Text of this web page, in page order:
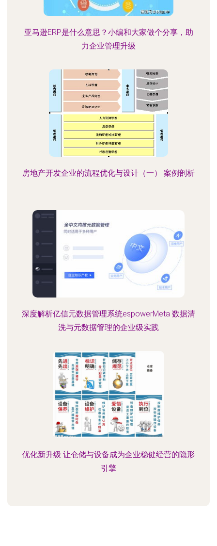
亚马逊ERP是什么意思？小编和大家做个分享，助
力企业管理升级
房地产开发企业的流程优化与设计（一） 案例剖析
深度解析亿信元数据管理系统espowerMeta 数据清
洗与元数据管理的企业级实践
优化新升级 让仓储与设备成为企业稳健经营的隐形
引擎